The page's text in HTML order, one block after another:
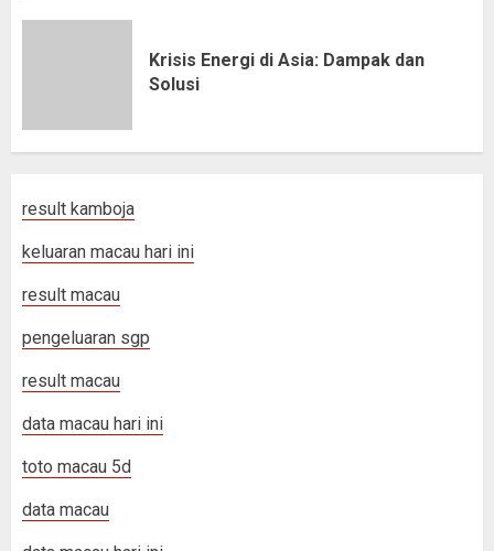
Krisis Energi di Asia: Dampak dan
Solusi
result kamboja
keluaran macau hari ini
result macau
pengeluaran sgp
result macau
data macau hari ini
toto macau 5d
data macau